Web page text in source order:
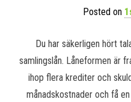
Posted on
Du har säkerligen hört
samlingslån. Låneformen är
ihop flera krediter och
månadskostnader och få